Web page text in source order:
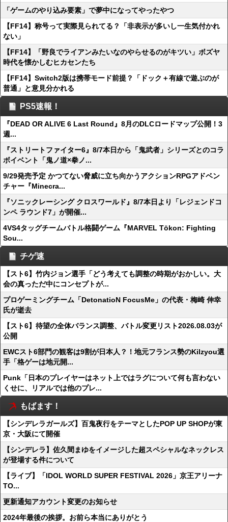
「ゲームのやり込み要素」で夢中になってやったやつ
【FF14】称号って実際見られてる？「非表示が多いし一生気付かれ
ない」
【FF14】「野良でライアンみたいなのやらせるのがキツい」ボズヤ
時代を懐かしむヒカセンたち
【FF14】Switch2版は携帯モード前提？「ドック＋有線で遊ぶのが
普通」と意見分かれる
PS5速報！
『DEAD OR ALIVE 6 Last Round』8月のDLCロードマップ公開！3
週...
『ストリートファイター6』8/7本日から「鬼武者」シリーズとのコラ
ボイベント「鬼ノ道×拳ノ...
9/29発売予定 かつてない脅威に立ち向かうアクションRPGアドベン
チャー『Minecra...
『ソニックレーシング クロスワールド』8/7本日より「レジェンドコ
ンペ ラウンド7」が開催...
4VS4タッグチームバトル格闘ゲーム『MARVEL Tōkon: Fighting
Sou...
チゲ速
【スト6】竹内ジョン選手「どう考えても調整の時期がおかしい。大
会の真っただ中にコンセプトが...
プロゲーミングチーム「DetonatioN FocusMe」の代表・梅崎 伸幸
氏が逝去
【スト6】待望の全体バランス調整、バトル変更リスト2026.08.03が
公開
EWCスト6部門の観客は9割が日本人？！地元フランス勢のKilzyou選
手「格ゲーは地元開...
Punk「日本のプレイヤーはネット上ではラグについて何も言わない
くせに、リアルでは他のプレ...
もばます！
【シンデレラガールズ】百鬼夜行をテーマとしたPOP UP SHOPが東
京・大阪にて開催
【シンデレラ】佐久間まゆをイメージした超スペシャルなネックレス
が登場する件について
【ライブ】「IDOL WORLD SUPER FESTIVAL 2026」京王アリーナ
TO...
更新通知アカウント変更のお知らせ
2024年最後の挨拶。お前ら本当にありがとう